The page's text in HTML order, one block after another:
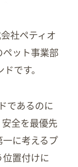
社ペティオ
ット事業部
です。
であるのに
全を最優先
に考えるプ
置付けに